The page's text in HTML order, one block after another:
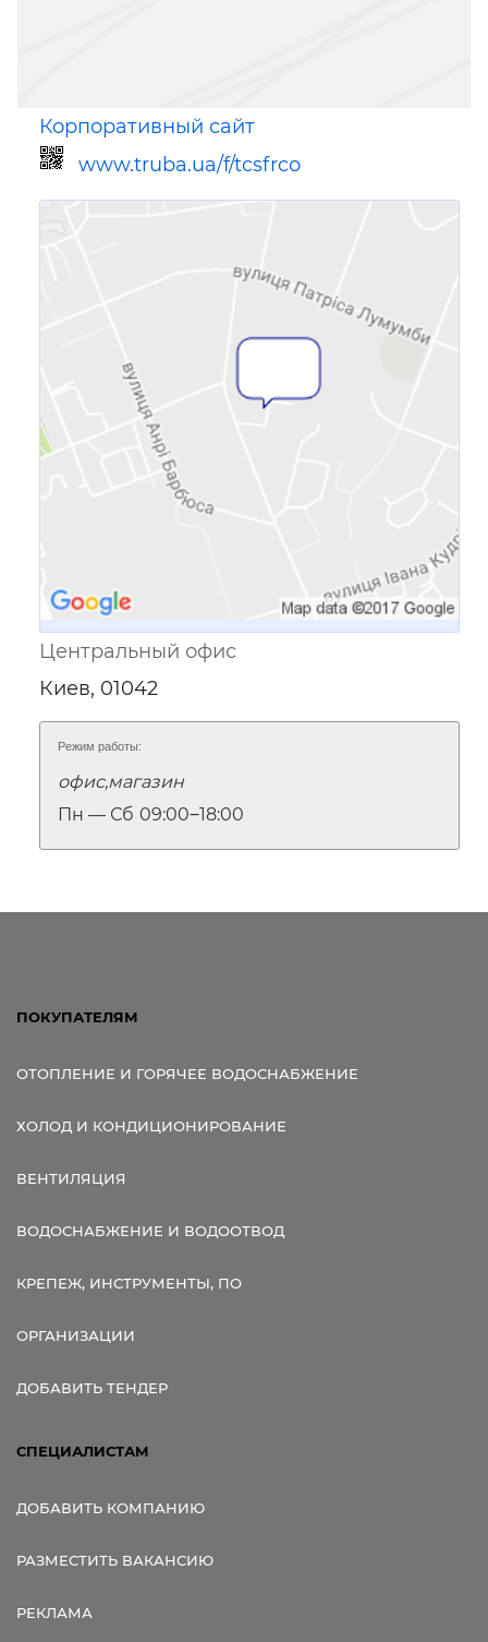
Корпоративный сайт
www.truba.ua/f/tcsfrco
Ссылка для мобильных устройств
Центральный офис
Киев, 01042
Режим работы:
офис,магазин
Пн — Сб 09:00‒18:00
ПОКУПАТЕЛЯМ
ОТОПЛЕНИЕ И ГОРЯЧЕЕ ВОДОСНАБЖЕНИЕ
ХОЛОД И КОНДИЦИОНИРОВАНИЕ
ВЕНТИЛЯЦИЯ
ВОДОСНАБЖЕНИЕ И ВОДООТВОД
КРЕПЕЖ, ИНСТРУМЕНТЫ, ПО
ОРГАНИЗАЦИИ
ДОБАВИТЬ ТЕНДЕР
СПЕЦИАЛИСТАМ
ДОБАВИТЬ КОМПАНИЮ
РАЗМЕСТИТЬ ВАКАНСИЮ
РЕКЛАМА